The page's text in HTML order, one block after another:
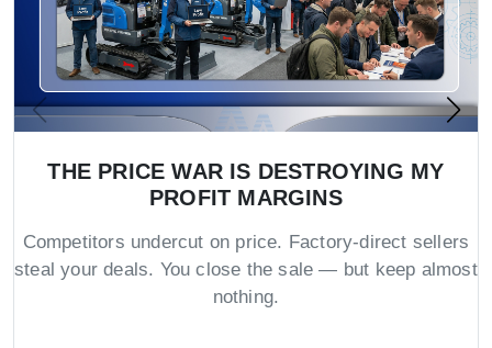
THE PRICE WAR IS DESTROYING MY
PROFIT MARGINS
Competitors undercut on price. Factory-direct sellers
steal your deals. You close the sale — but keep almost
nothing.